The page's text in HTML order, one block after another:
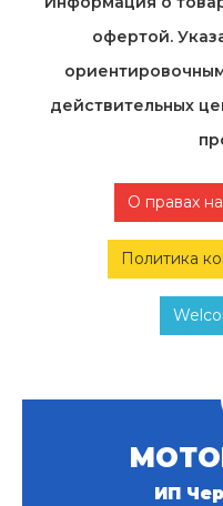
офертой.
действительных
О правах
Политика
ИП